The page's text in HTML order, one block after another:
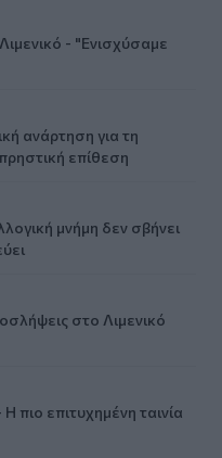
- "Ενισχύσαμε
ανάρτηση για τη
επίθεση
μνήμη δεν σβήνει
στο Λιμενικό
πιο επιτυχημένη ταινία